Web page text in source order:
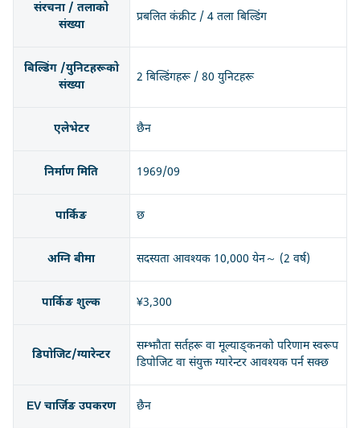
संरचना / तलाको
संख्या
प्रबलित कंक्रीट / 4 तला बिल्डिंग
बिल्डिंग /युनिटहरूको
संख्या
2 बिल्डिंगहरू / 80 युनिटहरू
एलेभेटर छैन
निर्माण मिति 1969/09
पार्किङ छ
अग्नि बीमा सदस्यता आवश्यक 10,000 येन～ (2 वर्ष)
पार्किङ शुल्क ¥3,300
डिपोजिट/ग्यारेन्टर
सम्झौता सर्तहरू वा मूल्याङ्कनको परिणाम स्वरूप
डिपोजिट वा संयुक्त ग्यारेन्टर आवश्यक पर्न सक्छ
EV चार्जिङ उपकरण छैन